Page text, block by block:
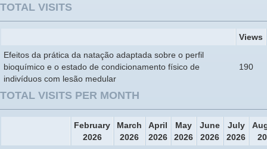
TOTAL VISITS
Views
Efeitos da prática da natação adaptada sobre o perfil
bioquímico e o estado de condicionamento físico de
indivíduos com lesão medular
190
TOTAL VISITS PER MONTH
February
2026
March
2026
April
2026
May
2026
June
2026
July
2026